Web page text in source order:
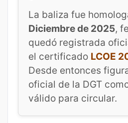
La baliza fue
Diciembre de 2025,
quedó registrada
el certificado LCOE
Desde entonces
oficial de la DGT
válido para circular.